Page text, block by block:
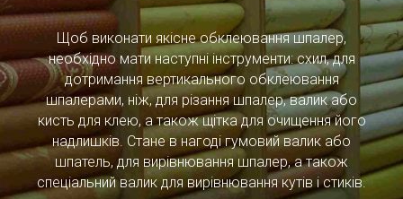
Щоб виконати якісне обклеювання шпалер,
необхідно мати наступні інструменти: схил, для
дотримання вертикального обклеювання
шпалерами, ніж, для різання шпалер, валик або
кисть для клею, а також щітка для очищення його
надлишків. Стане в нагоді гумовий валик або
шпатель, для вирівнювання шпалер, а також
спеціальний валик для вирівнювання кутів і стиків.